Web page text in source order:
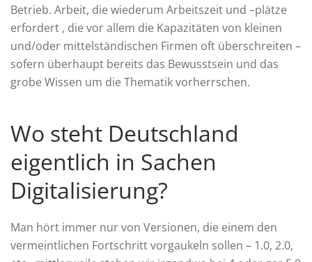
Betrieb. Arbeit, die wiederum Arbeitszeit und –plätze
erfordert , die vor allem die Kapazitäten von kleinen
und/oder mittelständischen Firmen oft überschreiten –
sofern überhaupt bereits das Bewusstsein und das
grobe Wissen um die Thematik vorherrschen.
Wo steht Deutschland
eigentlich in Sachen
Digitalisierung?
Man hört immer nur von Versionen, die einem den
vermeintlichen Fortschritt vorgaukeln sollen – 1.0, 2.0,